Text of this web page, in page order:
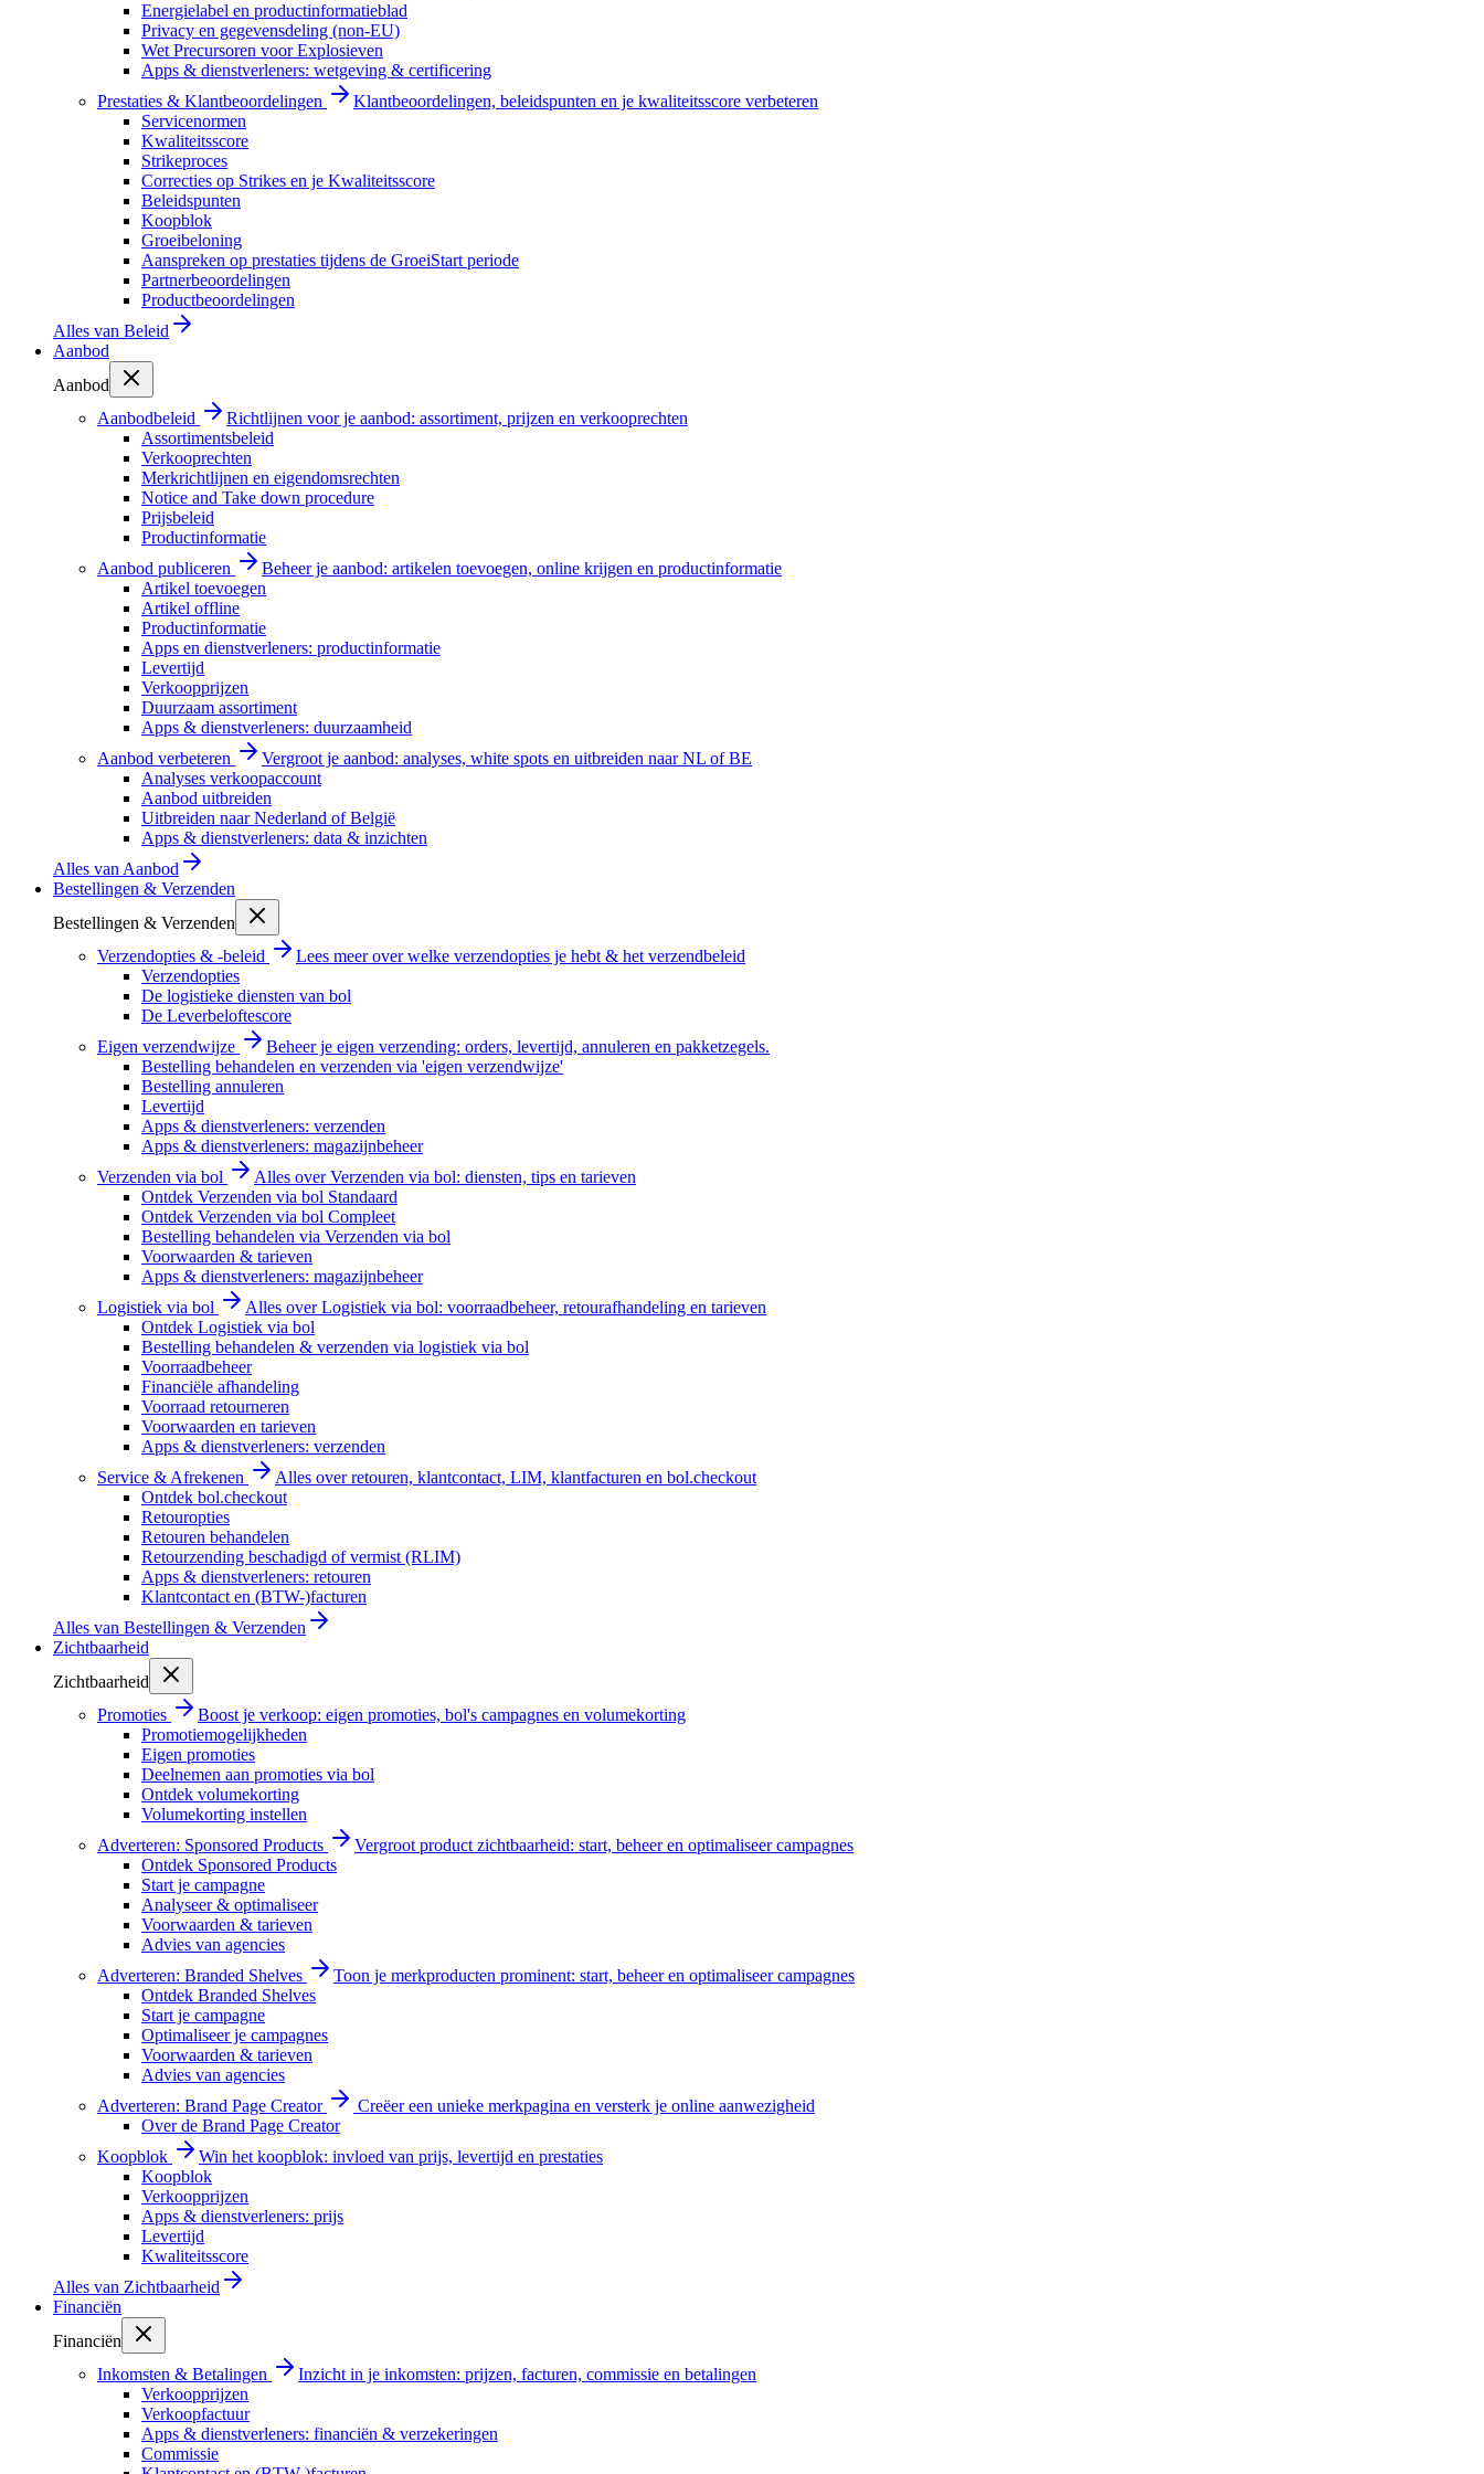
Energielabel en productinformatieblad
Privacy en gegevensdeling (non-EU)
Wet Precursoren voor Explosieven
Apps & dienstverleners: wetgeving & certificering
Prestaties & Klantbeoordelingen
Klantbeoordelingen, beleidspunten en je kwaliteitsscore verbeteren
Servicenormen
Kwaliteitsscore
Strikeproces
Correcties op Strikes en je Kwaliteitsscore
Beleidspunten
Koopblok
Groeibeloning
Aanspreken op prestaties tijdens de GroeiStart periode
Partnerbeoordelingen
Productbeoordelingen
Alles van Beleid
Aanbod
Aanbod
Aanbodbeleid
Richtlijnen voor je aanbod: assortiment, prijzen en verkooprechten
Assortimentsbeleid
Verkooprechten
Merkrichtlijnen en eigendomsrechten
Notice and Take down procedure
Prijsbeleid
Productinformatie
Aanbod publiceren
Beheer je aanbod: artikelen toevoegen, online krijgen en productinformatie
Artikel toevoegen
Artikel offline
Productinformatie
Apps en dienstverleners: productinformatie
Levertijd
Verkoopprijzen
Duurzaam assortiment
Apps & dienstverleners: duurzaamheid
Aanbod verbeteren
Vergroot je aanbod: analyses, white spots en uitbreiden naar NL of BE
Analyses verkoopaccount
Aanbod uitbreiden
Uitbreiden naar Nederland of België
Apps & dienstverleners: data & inzichten
Alles van Aanbod
Bestellingen & Verzenden
Bestellingen & Verzenden
Verzendopties & -beleid
Lees meer over welke verzendopties je hebt & het verzendbeleid
Verzendopties
De logistieke diensten van bol
De Leverbeloftescore
Eigen verzendwijze
Beheer je eigen verzending: orders, levertijd, annuleren en pakketzegels.
Bestelling behandelen en verzenden via 'eigen verzendwijze'
Bestelling annuleren
Levertijd
Apps & dienstverleners: verzenden
Apps & dienstverleners: magazijnbeheer
Verzenden via bol
Alles over Verzenden via bol: diensten, tips en tarieven
Ontdek Verzenden via bol Standaard
Ontdek Verzenden via bol Compleet
Bestelling behandelen via Verzenden via bol
Voorwaarden & tarieven
Apps & dienstverleners: magazijnbeheer
Logistiek via bol
Alles over Logistiek via bol: voorraadbeheer, retourafhandeling en tarieven
Ontdek Logistiek via bol
Bestelling behandelen & verzenden via logistiek via bol
Voorraadbeheer
Financiële afhandeling
Voorraad retourneren
Voorwaarden en tarieven
Apps & dienstverleners: verzenden
Service & Afrekenen
Alles over retouren, klantcontact, LIM, klantfacturen en bol.checkout
Ontdek bol.checkout
Retouropties
Retouren behandelen
Retourzending beschadigd of vermist (RLIM)
Apps & dienstverleners: retouren
Klantcontact en (BTW-)facturen
Alles van Bestellingen & Verzenden
Zichtbaarheid
Zichtbaarheid
Promoties
Boost je verkoop: eigen promoties, bol's campagnes en volumekorting
Promotiemogelijkheden
Eigen promoties
Deelnemen aan promoties via bol
Ontdek volumekorting
Volumekorting instellen
Adverteren: Sponsored Products
Vergroot product zichtbaarheid: start, beheer en optimaliseer campagnes
Ontdek Sponsored Products
Start je campagne
Analyseer & optimaliseer
Voorwaarden & tarieven
Advies van agencies
Adverteren: Branded Shelves
Toon je merkproducten prominent: start, beheer en optimaliseer campagnes
Ontdek Branded Shelves
Start je campagne
Optimaliseer je campagnes
Voorwaarden & tarieven
Advies van agencies
Adverteren: Brand Page Creator
Creëer een unieke merkpagina en versterk je online aanwezigheid
Over de Brand Page Creator
Koopblok
Win het koopblok: invloed van prijs, levertijd en prestaties
Koopblok
Verkoopprijzen
Apps & dienstverleners: prijs
Levertijd
Kwaliteitsscore
Alles van Zichtbaarheid
Financiën
Financiën
Inkomsten & Betalingen
Inzicht in je inkomsten: prijzen, facturen, commissie en betalingen
Verkoopprijzen
Verkoopfactuur
Apps & dienstverleners: financiën & verzekeringen
Commissie